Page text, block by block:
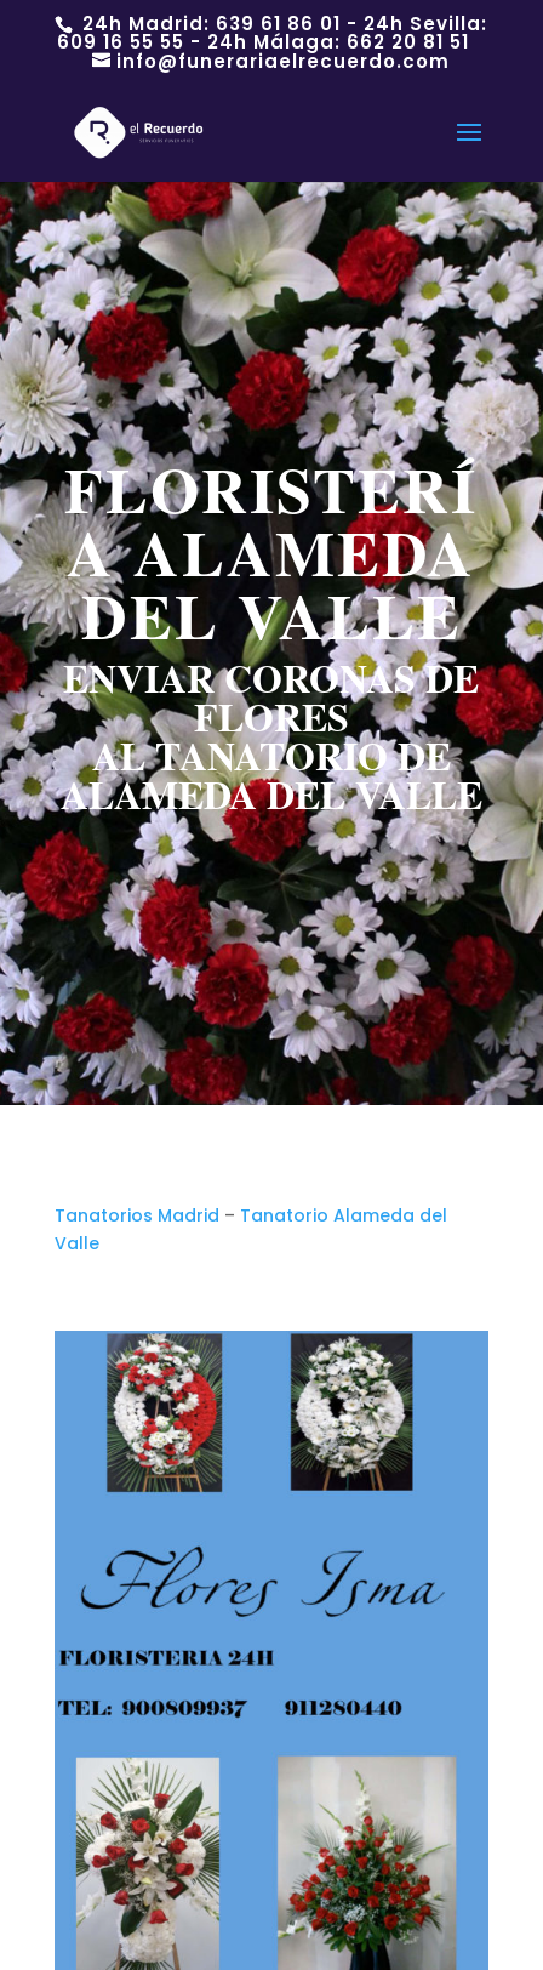
24h Madrid: 639 61 86 01 - 24h Sevilla:
609 16 55 55 - 24h Málaga: 662 20 81 51
info@funerariaelrecuerdo.com
FLORISTERÍ
A ALAMEDA
DEL VALLE
ENVIAR CORONAS DE
FLORES
AL TANATORIO DE
ALAMEDA DEL VALLE
Tanatorios Madrid – Tanatorio Alameda del
Valle